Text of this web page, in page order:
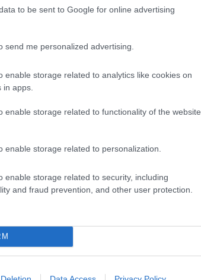
to be sent to Google for online advertising
send me personalized advertising.
enable storage related to analytics like cookies on
apps.
enable storage related to functionality of the website
enable storage related to personalization.
enable storage related to security, including
and fraud prevention, and other user protection.